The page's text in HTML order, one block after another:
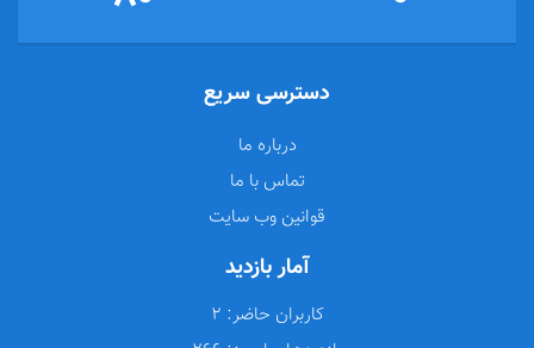
دسترسی سریع
درباره ما
تماس با ما
قوانین وب سایت
آمار بازدید
کاربران حاضر: